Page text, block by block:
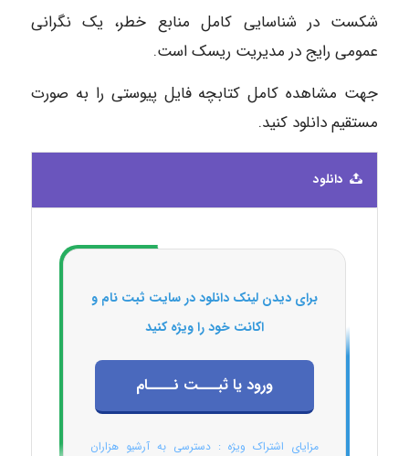
شکست در شناسایی کامل منابع خطر، یک نگرانی
عمومی رایج در مدیریت ریسک است.
جهت مشاهده کامل کتابچه فایل پیوستی را به صورت
مستقیم دانلود کنید.
دانلود
برای دیدن لینک دانلود در سایت ثبت نام و
اکانت خود را ویژه کنید
ورود یا ثبـــت نــــام
مزایای اشتراک ویژه : دسترسی به آرشیو هزاران